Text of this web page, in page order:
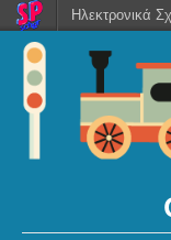
Ηλεκτρονικά